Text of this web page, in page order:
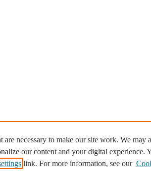
are necessary to make our site work. We may
our content and your digital experience.
link. For more information, see our